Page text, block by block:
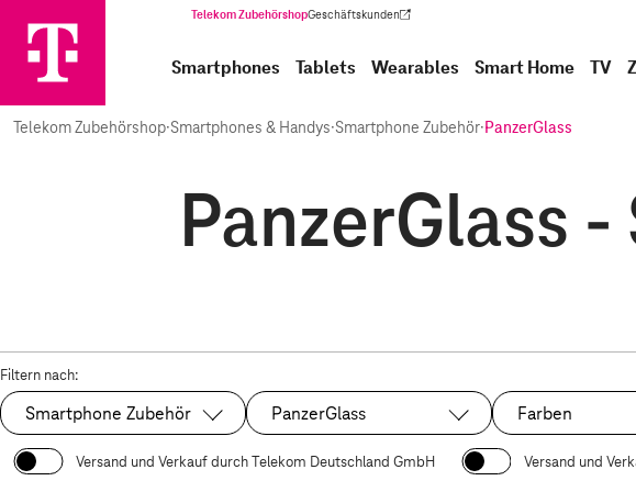
Telekom ZubehörshopGeschäftskunden
(Wird in einem neuen Tab geöffnet)
Smartphones Tablets Wearables Smart Home TV
Telekom Zubehörshop·Smartphones & Handys·Smartphone Zubehör·PanzerGlass
PanzerGlass
Filtern nach:
Ausgewählt:
Smartphone Zubehör Ausgewählt:
PanzerGlass Farben
Versand und Verkauf durch Telekom Deutschland GmbH Versand und